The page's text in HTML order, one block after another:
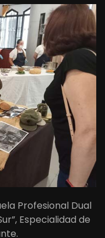
Profesional Dual
Especialidad de